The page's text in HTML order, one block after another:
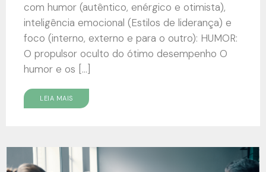
com humor (autêntico, enérgico e otimista),
inteligência emocional (Estilos de liderança) e
foco (interno, externo e para o outro): HUMOR:
O propulsor oculto do ótimo desempenho O
humor e os […]
LEIA MAIS